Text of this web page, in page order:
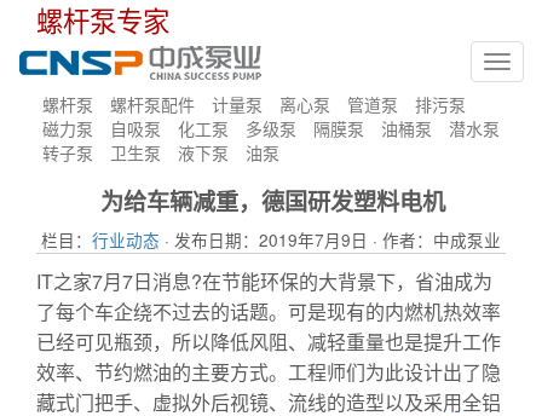
螺杆泵专家
螺杆泵 螺杆泵配件 计量泵 离心泵 管道泵
排污泵
磁力泵
自吸泵 化工泵 多级泵 隔膜泵 油桶泵
潜水泵
转子泵
卫生泵 液下泵 油泵
为给车辆减重，德国研发塑料电机
栏目： 行业动态 · 发布日期：2019年7月9日 · 作者：中成泵业
IT之家7月7日消息?在节能环保的大背景下，省油成为
了每个车企绕不过去的话题。可是现有的内燃机热效率
已经可见瓶颈，所以降低风阻、减轻重量也是提升工作
效率、节约燃油的主要方式。工程师们为此设计出了隐
藏式门把手、虚拟外后视镜、流线的造型以及采用全铝